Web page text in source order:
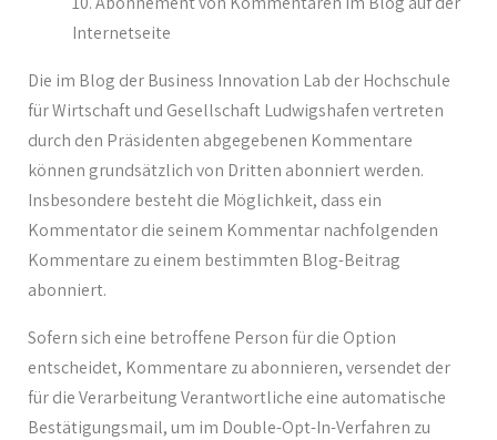
Internetseite
Die im Blog der Business Innovation Lab der Hochschule
für Wirtschaft und Gesellschaft Ludwigshafen vertreten
durch den Präsidenten abgegebenen Kommentare
können grundsätzlich von Dritten abonniert werden.
Insbesondere besteht die Möglichkeit, dass ein
Kommentator die seinem Kommentar nachfolgenden
Kommentare zu einem bestimmten Blog-Beitrag
abonniert.
Sofern sich eine betroffene Person für die Option
entscheidet, Kommentare zu abonnieren, versendet der
für die Verarbeitung Verantwortliche eine automatische
Bestätigungsmail, um im Double-Opt-In-Verfahren zu